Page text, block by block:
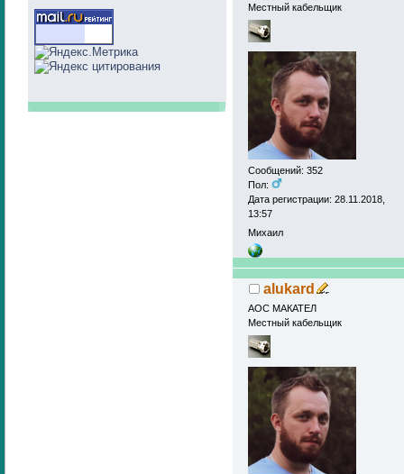
Местный кабельщик
Сообщений: 352
Пол:
Дата регистрации: 28.11.2018,
13:57
Михаил
alukard
АОС МАКАТЕЛ
Местный кабельщик